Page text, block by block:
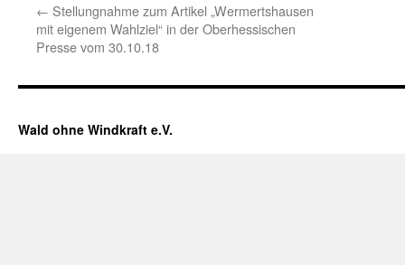
← Stellungnahme zum Artikel „Wermertshausen
mit eigenem Wahlziel“ in der Oberhessischen
Presse vom 30.10.18
Wald ohne Windkraft e.V.